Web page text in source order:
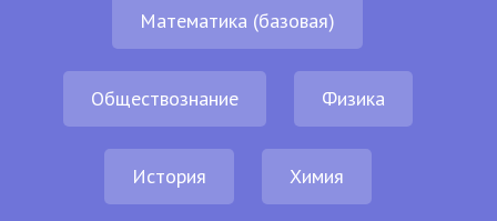
Математика (базовая)
Обществознание Физика
История Химия